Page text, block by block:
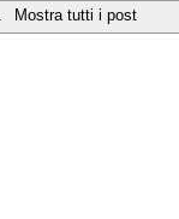
. Mostra tutti i post